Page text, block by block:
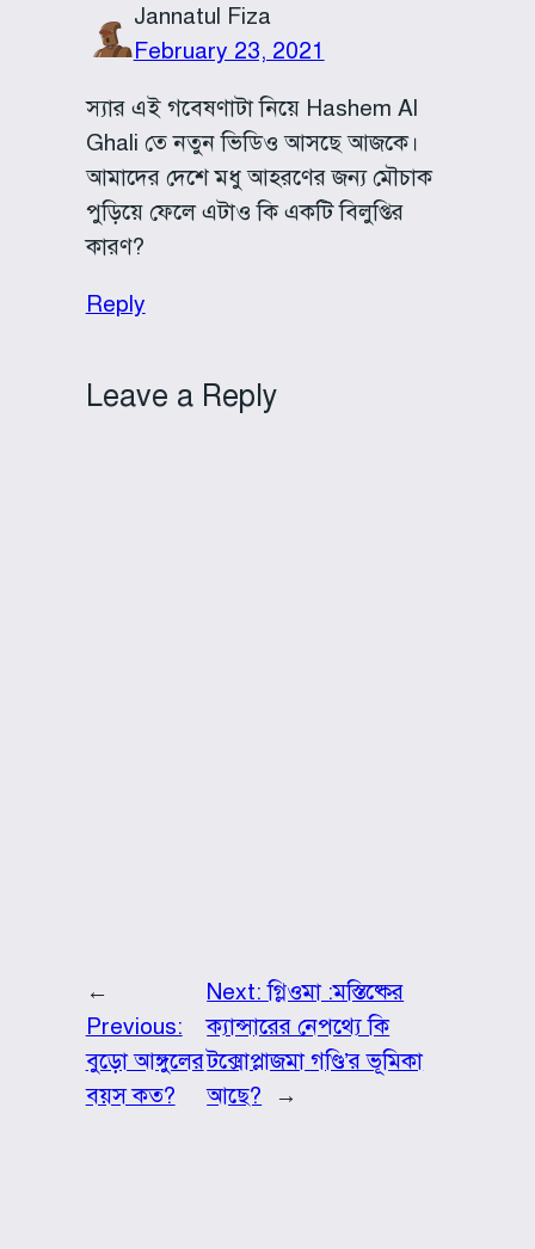
Jannatul Fiza
February 23, 2021
স্যার এই গবেষণাটা নিয়ে Hashem Al
Ghali তে নতুন ভিডিও আসছে আজকে।
আমাদের দেশে মধু আহরণের জন্য মৌচাক
পুড়িয়ে ফেলে এটাও কি একটি বিলুপ্তির
কারণ?
Reply
Leave a Reply
←
Previous:
বুড়ো আঙ্গুলের
বয়স কত?
Next:গ্লিওমা :মস্তিষ্কের
ক্যান্সারের নেপথ্যে কি
টক্সোপ্লাজমা গণ্ডি’র ভূমিকা
আছে?
→